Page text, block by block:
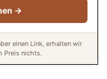
→
einen Link, erhalten wir
Preis nichts.